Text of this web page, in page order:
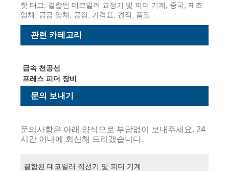
핫 태그: 결합된 데코일러 교정기 및 피더 기계, 중국, 제조
업체, 공급 업체, 공장, 가격표, 견적, 품질
관련 카테고리
금속 천공선
프레스 피더 장비
문의 보내기
문의사항은 아래 양식으로 부담없이 보내주세요. 24
시간 이내에 회신해 드리겠습니다.